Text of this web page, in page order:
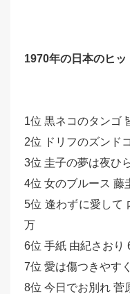
1970年の日本のヒッ
1位 黒ネコのタンゴ
2位 ドリフのズンド
3位 圭子の夢は夜ひ
4位 女のブルース 藤
5位 逢わずに愛して
万
6位 手紙 由紀さおり
7位 愛は傷つきやす
8位 今日でお別れ 菅